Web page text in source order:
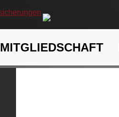
MITGLIEDSCHAFT